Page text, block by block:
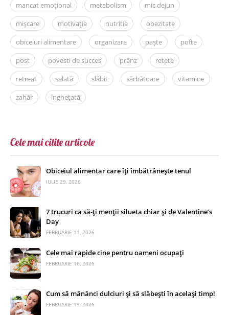
mancat emoțional
metabolism
mic dejun
mișcare
motivație nutritie
obezitate
obiceiuri alimentare
organizare paște
pofte
post
povesti de succes prânz
retete
retreat
salată slăbit sărbătoare
vitamine
zahăr
înghețată
Cele mai citite articole
Obiceiul alimentar care îți îmbătrânește tenul
IULIE 29, 2026
7 trucuri ca să-ți menții silueta chiar și de Valentine’s
Day
FEBRUARIE 11, 2026
Cele mai rapide cine pentru oameni ocupați
FEBRUARIE 16, 2026
Cum să mănânci dulciuri și să slăbești în același timp!
FEBRUARIE 19, 2026